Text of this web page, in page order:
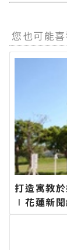
您也可能
打造寓教
∣花蓮新
聞報導 最